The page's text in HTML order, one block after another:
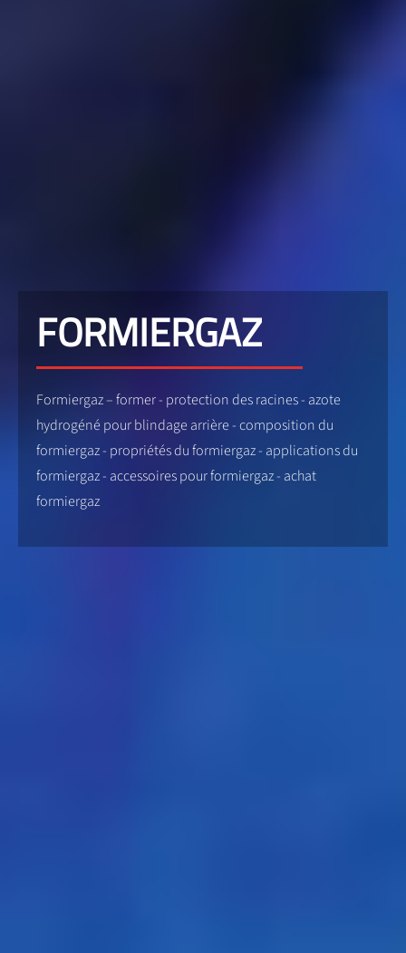
FORMIERGAZ
Formiergaz – former - protection des racines - azote
hydrogéné pour blindage arrière - composition du
formiergaz - propriétés du formiergaz - applications du
formiergaz - accessoires pour formiergaz - achat
formiergaz